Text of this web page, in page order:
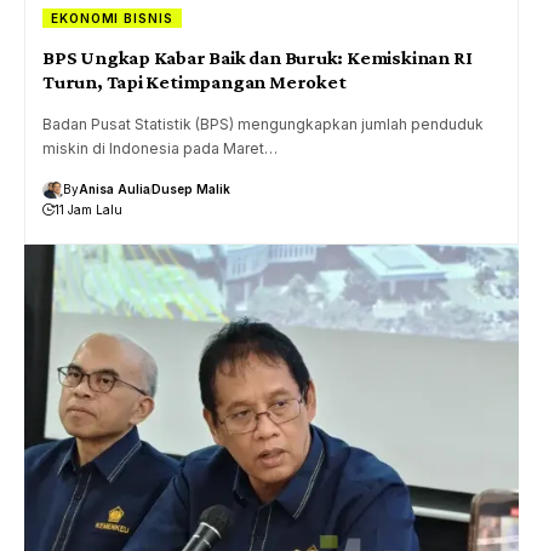
EKONOMI BISNIS
BPS Ungkap Kabar Baik dan Buruk: Kemiskinan RI
Turun, Tapi Ketimpangan Meroket
Badan Pusat Statistik (BPS) mengungkapkan jumlah penduduk
miskin di Indonesia pada Maret…
ByAnisa AuliaDusep Malik
11 Jam Lalu